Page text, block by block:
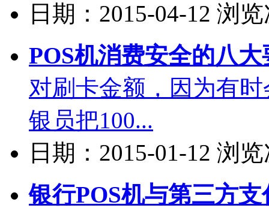
日期：2015-04-12 浏
POS机消费安全的八大
对刷卡金额，因为有
银员把100...
日期：2015-01-12 浏
银行POS机与第三方支